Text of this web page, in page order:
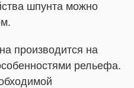
шпунта можно
производится на
рельефа.